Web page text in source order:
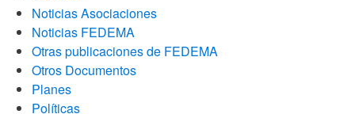
Noticias Asociaciones
Noticias FEDEMA
Otras publicaciones de FEDEMA
Otros Documentos
Planes
Políticas